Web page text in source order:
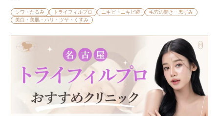
シワ・たるみ トライフィルプロ ニキビ・ニキビ跡
毛穴の開き・黒ずみ
美白・美肌・ハリ・ツヤ・くすみ